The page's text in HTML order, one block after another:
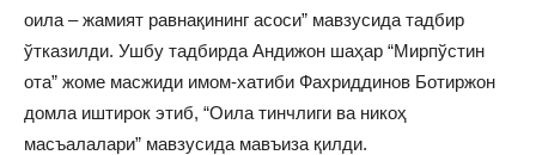
оила – жамият равнақининг асоси” мавзусида тадбир
ўтказилди. Ушбу тадбирда Андижон шаҳар “Мирпўстин
ота” жоме масжиди имом-хатиби Фахриддинов Ботиржон
домла иштирок этиб, “Оила тинчлиги ва никоҳ
масъалалари” мавзусида мавъиза қилди.